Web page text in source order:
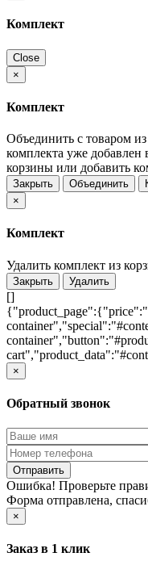
Комплект
Close
×
Комплект
Объединить с товаром
комплекта уже добавлен
корзины или добавить
Закрыть Объединить
×
Комплект
Удалить комплект из
Закрыть Удалить
[]
×
Обратный звонок
Отправить
Ошибка! Проверьте
Форма отправлена,
×
Заказ в 1 клик